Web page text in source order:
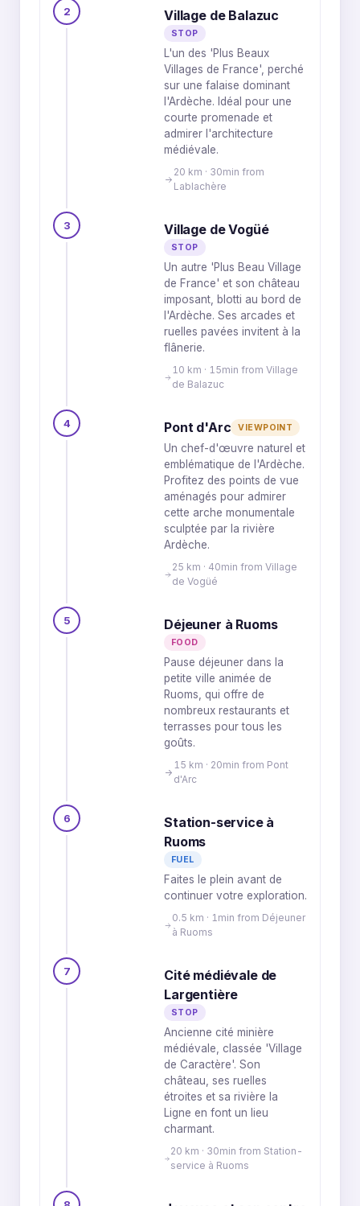
2 Village de Balazuc
STOP
L'un des 'Plus Beaux
Villages de France', perché
sur une falaise dominant
l'Ardèche. Idéal pour une
courte promenade et
admirer l'architecture
médiévale.
20 km · 30min from
Lablachère
3 Village de Vogüé
STOP
Un autre 'Plus Beau Village
de France' et son château
imposant, blotti au bord de
l'Ardèche. Ses arcades et
ruelles pavées invitent à la
flânerie.
10 km · 15min from Village
de Balazuc
4 Pont d'Arc VIEWPOINT
Un chef-d'œuvre naturel et
emblématique de l'Ardèche.
Profitez des points de vue
aménagés pour admirer
cette arche monumentale
sculptée par la rivière
Ardèche.
25 km · 40min from Village
de Vogüé
5 Déjeuner à Ruoms
FOOD
Pause déjeuner dans la
petite ville animée de
Ruoms, qui offre de
nombreux restaurants et
terrasses pour tous les
goûts.
15 km · 20min from Pont
d'Arc
6
Station-service à
Ruoms
FUEL
Faites le plein avant de
continuer votre exploration.
0.5 km · 1min from Déjeuner
à Ruoms
7
Cité médiévale de
Largentière
STOP
Ancienne cité minière
médiévale, classée 'Village
de Caractère'. Son
château, ses ruelles
étroites et sa rivière la
Ligne en font un lieu
charmant.
20 km · 30min from Station-
service à Ruoms